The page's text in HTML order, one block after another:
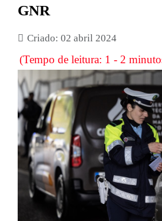
GNR
Criado: 02 abril 2024
(Tempo de leitura: 1 - 2